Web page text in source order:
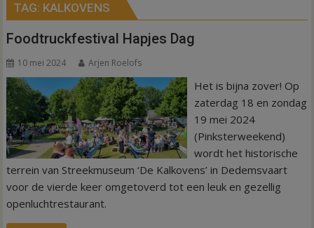
TAG: KALKOVENS
Foodtruckfestival Hapjes Dag
10 mei 2024 Arjen Roelofs
Het is bijna zover! Op
zaterdag 18 en zondag
19 mei 2024
(Pinksterweekend)
wordt het historische
terrein van Streekmuseum ‘De Kalkovens’ in Dedemsvaart
voor de vierde keer omgetoverd tot een leuk en gezellig
openluchtrestaurant.